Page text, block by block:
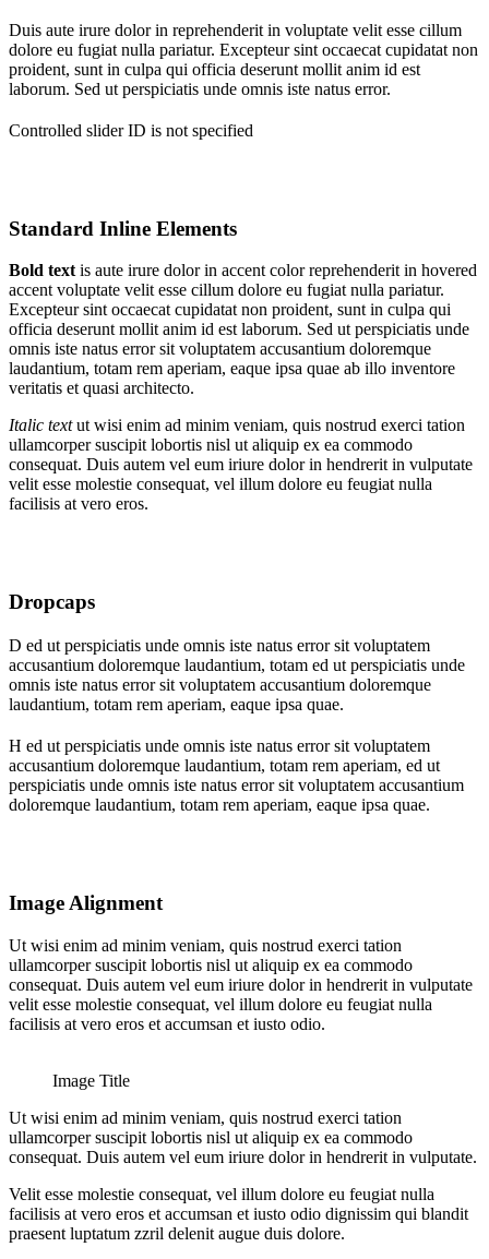
Duis aute irure dolor in reprehenderit in voluptate velit esse cillum
dolore eu fugiat nulla pariatur. Excepteur sint occaecat cupidatat non
proident, sunt in culpa qui officia deserunt mollit anim id est
laborum. Sed ut perspiciatis unde omnis iste natus error.
Controlled slider ID is not specified
Standard Inline Elements
Bold text is aute irure dolor in accent colorreprehenderit in hovered
accent voluptate velit esse cillum dolore eu fugiat nulla pariatur.
Excepteur sint occaecat cupidatat non proident, sunt in culpa qui
officia deserunt mollit anim id est laborum. Sed ut perspiciatis unde
omnis iste natus error sit voluptatem accusantium doloremque
laudantium, totam rem aperiam, eaque ipsa quae ab illo inventore
veritatis et quasi architecto.
Italic textut wisi enim ad minim veniam, quis nostrud exerci tation
ullamcorper suscipit lobortis nisl ut aliquip ex ea commodo
consequat. Duis autem vel eum iriure dolor in hendrerit in vulputate
velit esse molestie consequat, vel illum dolore eu feugiat nulla
facilisis at vero eros.
Dropcaps
D ed ut perspiciatis unde omnis iste natus error sit voluptatem
accusantium doloremque laudantium, totam ed ut perspiciatis unde
omnis iste natus error sit voluptatem accusantium doloremque
laudantium, totam rem aperiam, eaque ipsa quae.
H ed ut perspiciatis unde omnis iste natus error sit voluptatem
accusantium doloremque laudantium, totam rem aperiam, ed ut
perspiciatis unde omnis iste natus error sit voluptatem accusantium
doloremque laudantium, totam rem aperiam, eaque ipsa quae.
Image Alignment
Ut wisi enim ad minim veniam, quis nostrud exerci tation
ullamcorper suscipit lobortis nisl ut aliquip ex ea commodo
consequat. Duis autem vel eum iriure dolor in hendrerit in vulputate
velit esse molestie consequat, vel illum dolore eu feugiat nulla
facilisis at vero eros et accumsan et iusto odio.
Image Title
Ut wisi enim ad minim veniam, quis nostrud exerci tation
ullamcorper suscipit lobortis nisl ut aliquip ex ea commodo
consequat. Duis autem vel eum iriure dolor in hendrerit in vulputate.
Velit esse molestie consequat, vel illum dolore eu feugiat nulla
facilisis at vero eros et accumsan et iusto odio dignissim qui blandit
praesent luptatum zzril delenit augue duis dolore.